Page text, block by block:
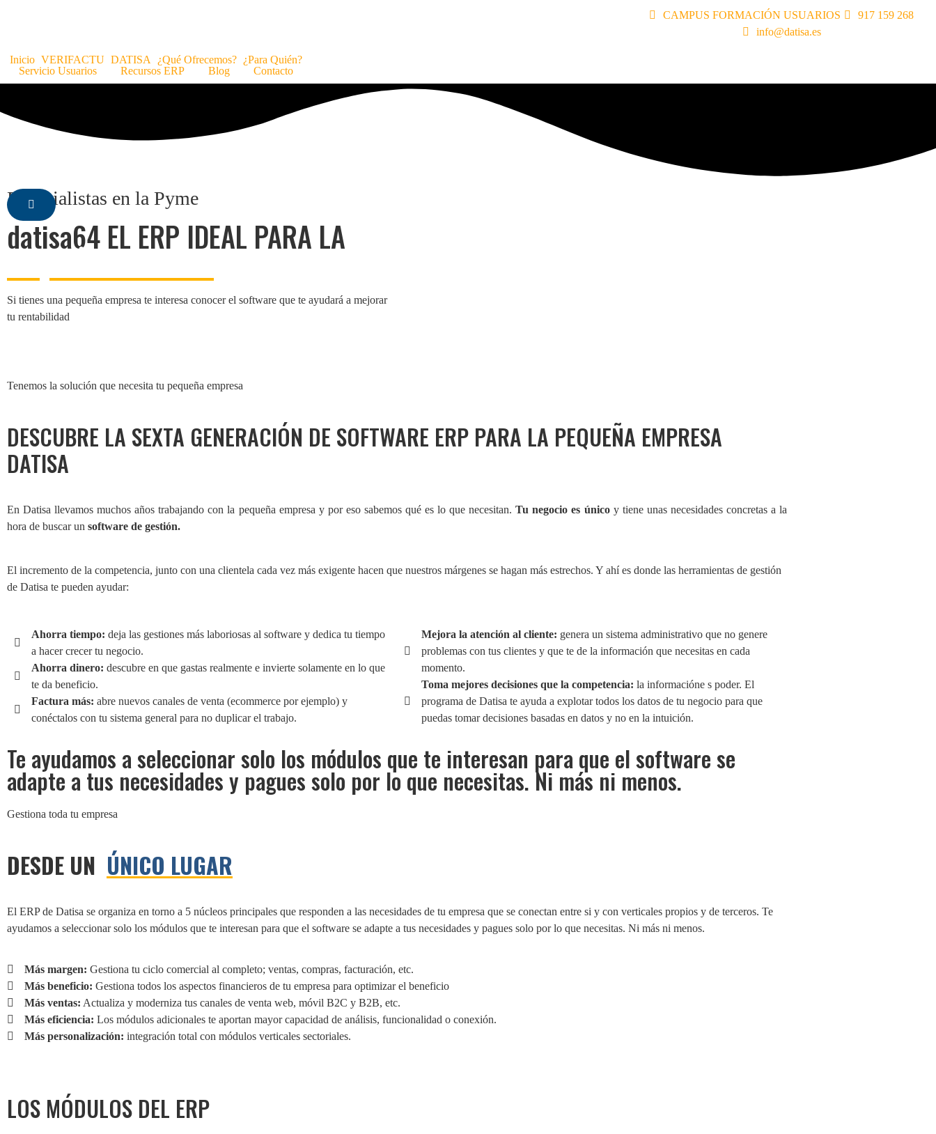
CAMPUS FORMACIÓN USUARIOS
917 159 268
info@datisa.es
Inicio VERIFACTU DATISA ¿Qué Ofrecemos?
¿Para Quién?
Servicio Usuarios
Recursos ERP Blog Contacto
Especialistas en la Pyme
datisa64 EL ERP IDEAL PARA LA
Si tienes una pequeña empresa te interesa conocer el software que te ayudará a mejorar
tu rentabilidad
Tenemos la solución que necesita tu pequeña empresa
DESCUBRE LA SEXTA GENERACIÓN DE SOFTWARE ERP PARA LA PEQUEÑA EMPRESA
DATISA
En Datisa llevamos muchos años trabajando con la pequeña empresa y por eso sabemos qué es lo que necesitan.Tu negocio es únicoy tiene unas necesidades concretas a la
hora de buscar un software de gestión.
El incremento de la competencia, junto con una clientela cada vez más exigente hacen que nuestros márgenes se hagan más estrechos. Y ahí es donde las herramientas de gestión
de Datisa te pueden ayudar:
Ahorra tiempo: deja las gestiones más laboriosas al software y dedica tu tiempo
a hacer crecer tu negocio.
Ahorra dinero: descubre en que gastas realmente e invierte solamente en lo que
te da beneficio.
Factura más: abre nuevos canales de venta (ecommerce por ejemplo) y
conéctalos con tu sistema general para no duplicar el trabajo.
Mejora la atención al cliente: genera un sistema administrativo que no genere
problemas con tus clientes y que te de la información que necesitas en cada
momento.
Toma mejores decisiones que la competencia: la informacióne s poder. El
programa de Datisa te ayuda a explotar todos los datos de tu negocio para que
puedas tomar decisiones basadas en datos y no en la intuición.
Te ayudamos a seleccionar solo los módulos que te interesan para que el software se
adapte a tus necesidades y pagues solo por lo que necesitas. Ni más ni menos.
Gestiona toda tu empresa
DESDE UN ÚNICO LUGAR
El ERP de Datisa se organiza en torno a 5 núcleos principales que responden a las necesidades de tu empresa que se conectan entre si y con verticales propios y de terceros. Te
ayudamos a seleccionar solo los módulos que te interesan para que el software se adapte a tus necesidades y pagues solo por lo que necesitas. Ni más ni menos.
Más margen: Gestiona tu ciclo comercial al completo; ventas, compras, facturación, etc.
Más beneficio: Gestiona todos los aspectos financieros de tu empresa para optimizar el beneficio
Más ventas: Actualiza y moderniza tus canales de venta web, móvil B2C y B2B, etc.
Más eficiencia: Los módulos adicionales te aportan mayor capacidad de análisis, funcionalidad o conexión.
Más personalización: integración total con módulos verticales sectoriales.
LOS MÓDULOS DEL ERP